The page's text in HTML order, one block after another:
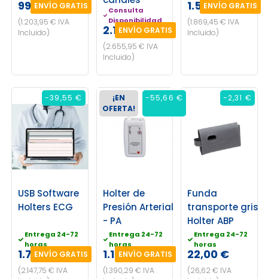
995,00 €
ENVÍO GRATIS
(1.203,95 € IVA
Incluido)
Consulta
Disponibilidad
2.195,00 €
ENVÍO GRATIS
(2.655,95 € IVA
Incluido)
1.545,00 €
ENVÍO GRATIS
(1.869,45 € IVA
Incluido)
USB Software
Holters ECG
Entrega 24-72
horas
1.775,00 €
ENVÍO GRATIS
(2.147,75 € IVA
-39,55 €
Holter de
Presión Arterial
- PA
Entrega 24-72
horas
1.149,00 €
ENVÍO GRATIS
(1.390,29 € IVA
¡EN
OFERTA!
-55,66 €
Funda
transporte gris
Holter ABP
Entrega 24-72
horas
22,00 €
(26,62 € IVA
-2,31 €